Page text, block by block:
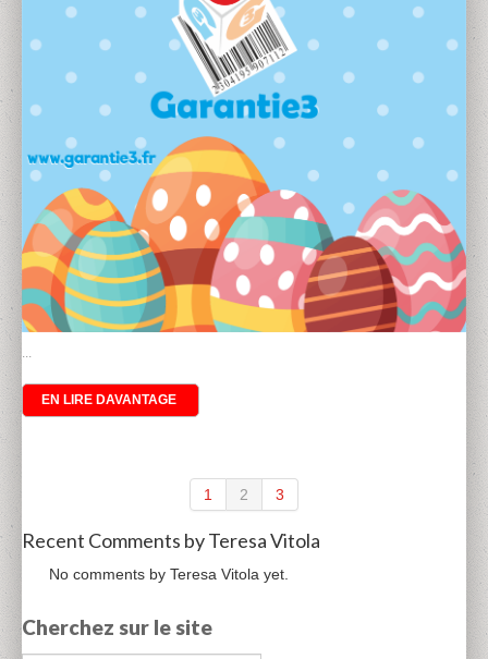
...
EN LIRE DAVANTAGE
1 2 3
Recent Comments by Teresa Vitola
No comments by Teresa Vitola yet.
Cherchez sur le site